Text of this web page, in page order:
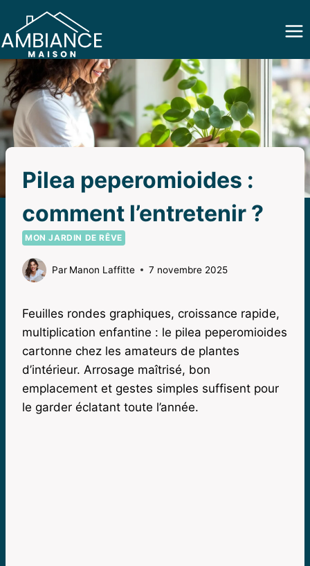
contenu
Pilea peperomioides :
comment l’entretenir ?
MON JARDIN DE RÊVE
Par Manon Laffitte 7 novembre 2025
Feuilles rondes graphiques, croissance rapide,
multiplication enfantine : le pilea peperomioides
cartonne chez les amateurs de plantes
d’intérieur. Arrosage maîtrisé, bon
emplacement et gestes simples suffisent pour
le garder éclatant toute l’année.